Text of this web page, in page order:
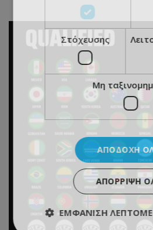
Στόχευσης
Μη
ΑΠΟΔΟΧΉ
ΑΠΌΡΡΙΨΗ
ΕΜΦΆΝΙΣΗ